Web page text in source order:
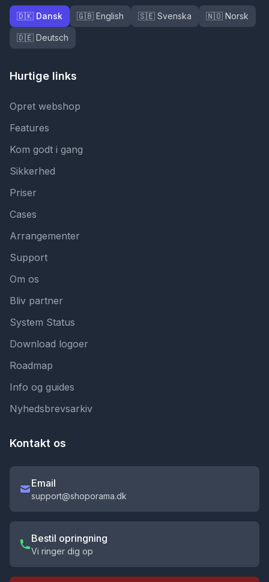
🇩🇰 Dansk 🇬🇧 English 🇸🇪 Svenska 🇳🇴 Norsk
🇩🇪 Deutsch
Hurtige links
Opret webshop
Features
Kom godt i gang
Sikkerhed
Priser
Cases
Arrangementer
Support
Om os
Bliv partner
System Status
Download logoer
Roadmap
Info og guides
Nyhedsbrevsarkiv
Kontakt os
Email
support@shoporama.dk
Bestil opringning
Vi ringer dig op